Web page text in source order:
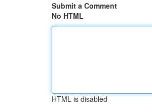
Submit a Comment
No HTML
HTML is disabled